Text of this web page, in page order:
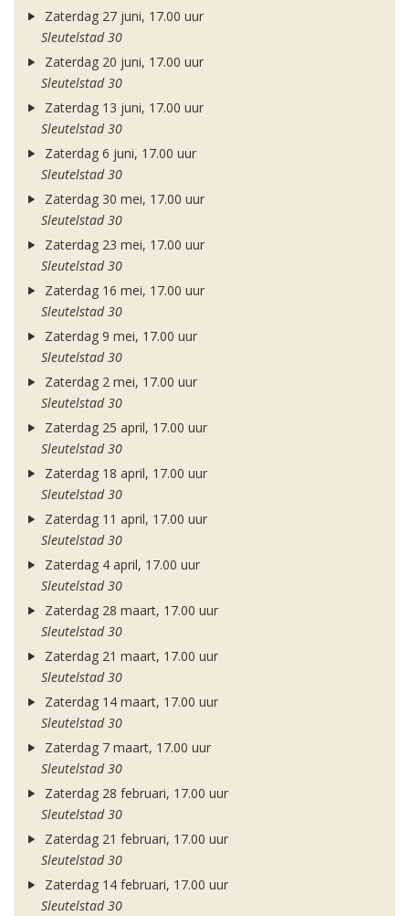
Zaterdag 27 juni, 17.00 uur
Sleutelstad 30
Zaterdag 20 juni, 17.00 uur
Sleutelstad 30
Zaterdag 13 juni, 17.00 uur
Sleutelstad 30
Zaterdag 6 juni, 17.00 uur
Sleutelstad 30
Zaterdag 30 mei, 17.00 uur
Sleutelstad 30
Zaterdag 23 mei, 17.00 uur
Sleutelstad 30
Zaterdag 16 mei, 17.00 uur
Sleutelstad 30
Zaterdag 9 mei, 17.00 uur
Sleutelstad 30
Zaterdag 2 mei, 17.00 uur
Sleutelstad 30
Zaterdag 25 april, 17.00 uur
Sleutelstad 30
Zaterdag 18 april, 17.00 uur
Sleutelstad 30
Zaterdag 11 april, 17.00 uur
Sleutelstad 30
Zaterdag 4 april, 17.00 uur
Sleutelstad 30
Zaterdag 28 maart, 17.00 uur
Sleutelstad 30
Zaterdag 21 maart, 17.00 uur
Sleutelstad 30
Zaterdag 14 maart, 17.00 uur
Sleutelstad 30
Zaterdag 7 maart, 17.00 uur
Sleutelstad 30
Zaterdag 28 februari, 17.00 uur
Sleutelstad 30
Zaterdag 21 februari, 17.00 uur
Sleutelstad 30
Zaterdag 14 februari, 17.00 uur
Sleutelstad 30